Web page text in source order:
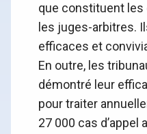
que constituent
les juges-arbitres.
efficaces et
En outre, les
démontré leur
pour traiter
27 000 cas d’appel